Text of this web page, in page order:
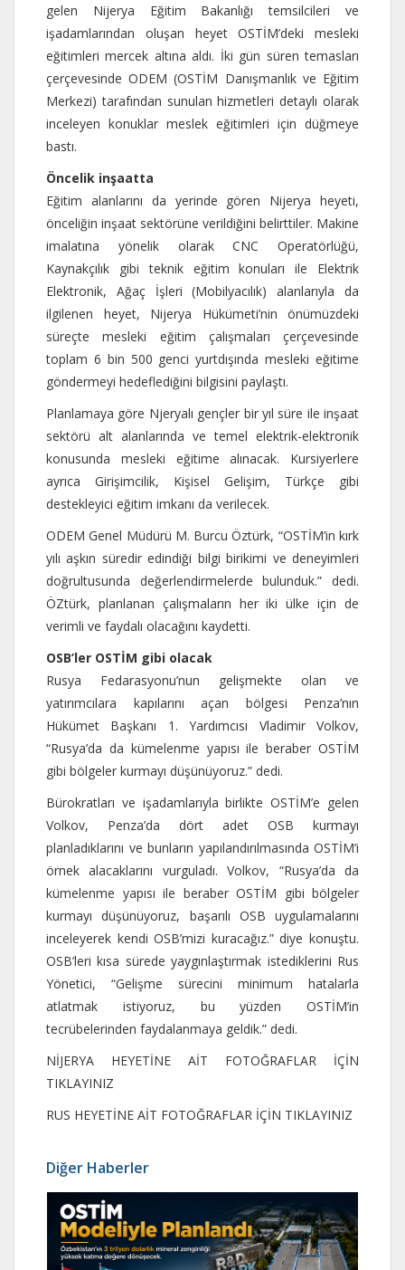
gelen Nijerya Eğitim Bakanlığı temsilcileri ve
işadamlarından oluşan heyet OSTİM’deki mesleki
eğitimleri mercek altına aldı. İki gün süren temasları
çerçevesinde ODEM (OSTİM Danışmanlık ve Eğitim
Merkezi) tarafından sunulan hizmetleri detaylı olarak
inceleyen konuklar meslek eğitimleri için düğmeye
bastı.
Öncelik inşaatta
Eğitim alanlarını da yerinde gören Nijerya heyeti,
önceliğin inşaat sektörüne verildiğini belirttiler. Makine
imalatına yönelik olarak CNC Operatörlüğü,
Kaynakçılık gibi teknik eğitim konuları ile Elektrik
Elektronik, Ağaç İşleri (Mobilyacılık) alanlarıyla da
ilgilenen heyet, Nijerya Hükümeti’nin önümüzdeki
süreçte mesleki eğitim çalışmaları çerçevesinde
toplam 6 bin 500 genci yurtdışında mesleki eğitime
göndermeyi hedeflediğini bilgisini paylaştı.
Planlamaya göre Njeryalı gençler bir yıl süre ile inşaat
sektörü alt alanlarında ve temel elektrik-elektronik
konusunda mesleki eğitime alınacak. Kursiyerlere
ayrıca Girişimcilik, Kişisel Gelişim, Türkçe gibi
destekleyici eğitim imkanı da verilecek.
ODEM Genel Müdürü M. Burcu Öztürk, “OSTİM’in kırk
yılı aşkın süredir edindiği bilgi birikimi ve deneyimleri
doğrultusunda değerlendirmelerde bulunduk.” dedi.
ÖZtürk, planlanan çalışmaların her iki ülke için de
verimli ve faydalı olacağını kaydetti.
OSB’ler OSTİM gibi olacak
Rusya Fedarasyonu’nun gelişmekte olan ve
yatırımcılara kapılarını açan bölgesi Penza’nın
Hükümet Başkanı 1. Yardımcısı Vladimir Volkov,
“Rusya’da da kümelenme yapısı ile beraber OSTİM
gibi bölgeler kurmayı düşünüyoruz.” dedi.
Bürokratları ve işadamlarıyla birlikte OSTİM’e gelen
Volkov, Penza’da dört adet OSB kurmayı
planladıklarını ve bunların yapılandırılmasında OSTİM’i
örnek alacaklarını vurguladı. Volkov, “Rusya’da da
kümelenme yapısı ile beraber OSTİM gibi bölgeler
kurmayı düşünüyoruz, başarılı OSB uygulamalarını
inceleyerek kendi OSB’mizi kuracağız.” diye konuştu.
OSB’leri kısa sürede yaygınlaştırmak istediklerini Rus
Yönetici, “Gelişme sürecini minimum hatalarla
atlatmak istiyoruz, bu yüzden OSTİM’in
tecrübelerinden faydalanmaya geldik.” dedi.
NİJERYA HEYETİNE AİT FOTOĞRAFLAR İÇİN
TIKLAYINIZ
RUS HEYETİNE AİT FOTOĞRAFLAR İÇİN TIKLAYINIZ
Diğer Haberler